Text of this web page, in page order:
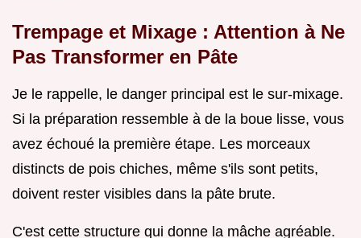
Trempage et Mixage : Attention à Ne
Pas Transformer en Pâte
Je le rappelle, le danger principal est le sur-mixage.
Si la préparation ressemble à de la boue lisse, vous
avez échoué la première étape. Les morceaux
distincts de pois chiches, même s'ils sont petits,
doivent rester visibles dans la pâte brute.
C'est cette structure qui donne la mâche agréable.